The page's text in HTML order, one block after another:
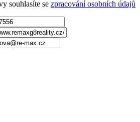
souhlasíte se zpracování osobních údajů